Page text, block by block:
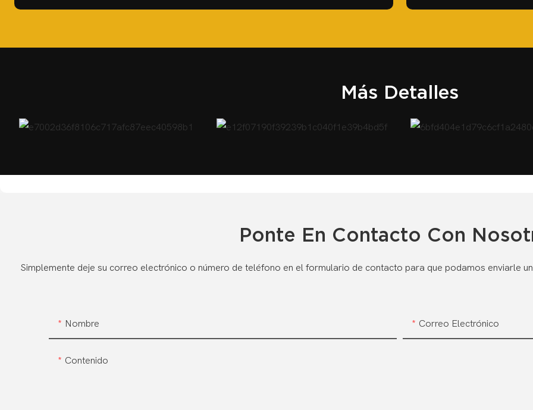
Más Detalles
Ponte En Contacto Con
Simplemente deje su correo electrónico o número de teléfono en el formulario de contacto para que podamos enviarle
Nombre Correo Electrónico
Contenido